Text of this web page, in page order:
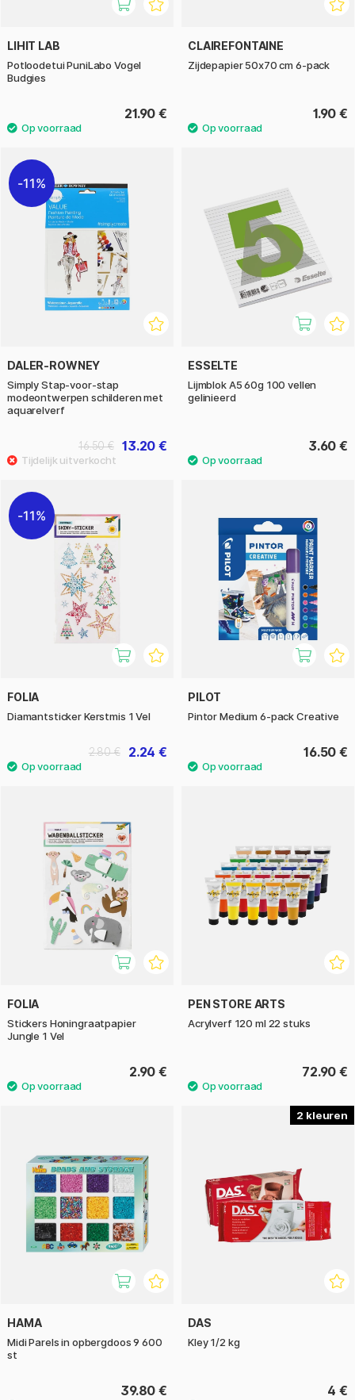
LIHIT LAB
Potloodetui PuniLabo Vogel
Budgies
21.90 €
CLAIREFONTAINE
Zijdepapier 50x70 cm 6-pack
1.90 €
11%
DALER-ROWNEY
Simply Stap-voor-stap
modeontwerpen schilderen met
aquarelverf
13.20 €
16.50 €
ESSELTE
Lijmblok A5 60g 100 vellen
gelinieerd
3.60 €
11%
FOLIA
Diamantsticker Kerstmis 1 Vel
2.24 €
2.80 €
PILOT
Pintor Medium 6-pack Creative
16.50 €
FOLIA
Stickers Honingraatpapier
Jungle 1 Vel
2.90 €
PEN STORE ARTS
Acrylverf 120 ml 22 stuks
72.90 €
HAMA
Midi Parels in opbergdoos 9 600
st
39.80 €
2
DAS
Kley 1/2 kg
4 €